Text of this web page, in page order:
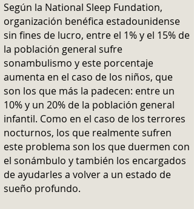
Según la National Sleep Fundation,
organización benéfica estadounidense
sin fines de lucro, entre el 1% y el 15% de
la población general sufre
sonambulismo y este porcentaje
aumenta en el caso de los niños, que
son los que más la padecen: entre un
10% y un 20% de la población general
infantil. Como en el caso de los terrores
nocturnos, los que realmente sufren
este problema son los que duermen con
el sonámbulo y también los encargados
de ayudarles a volver a un estado de
sueño profundo.